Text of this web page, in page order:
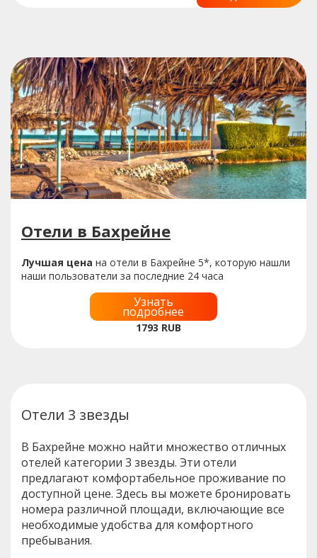
Отели в Бахрейне
Лучшая цена на отели в Бахрейне 5*, которую нашли
наши пользователи за последние 24 часа
Узнать
подробнее
1793 RUB
Отели 3 звезды
В Бахрейне можно найти множество отличных
отелей категории 3 звезды. Эти отели
предлагают комфортабельное проживание по
доступной цене. Здесь вы можете бронировать
номера различной площади, включающие все
необходимые удобства для комфортного
пребывания.